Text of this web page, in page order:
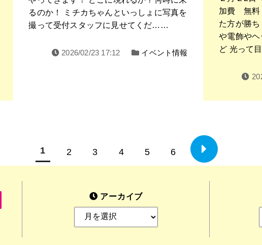
るのか！ ミチカちゃんといっしょに写真を
撮って受付スタッフに見せてくだ……
2026/02/23 17:12 イベント情報
加費 無料
た方が勝
や電飾や
ど 光って
稿
1 2 3 4 5 6
Nex
SEARCH
アーカイブ
ー